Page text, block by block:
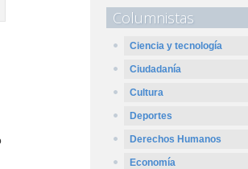
Columnistas
Ciencia y tecnología
Ciudadanía
Cultura
Deportes
Derechos Humanos
Economía